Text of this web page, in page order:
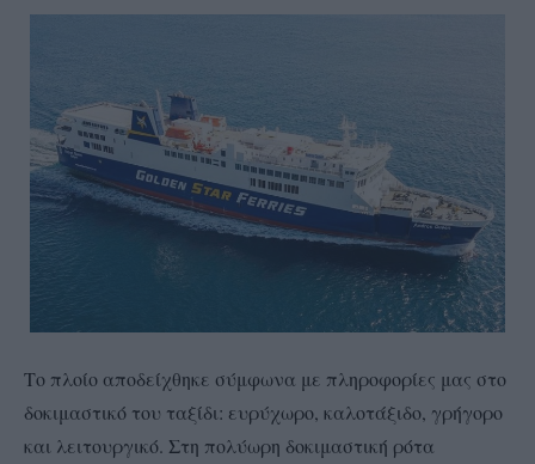
Το πλοίο αποδείχθηκε σύμφωνα με πληροφορίες μας στο
δοκιμαστικό του ταξίδι: ευρύχωρο, καλοτάξιδο, γρήγορο
και λειτουργικό. Στη πολύωρη δοκιμαστική ρότα